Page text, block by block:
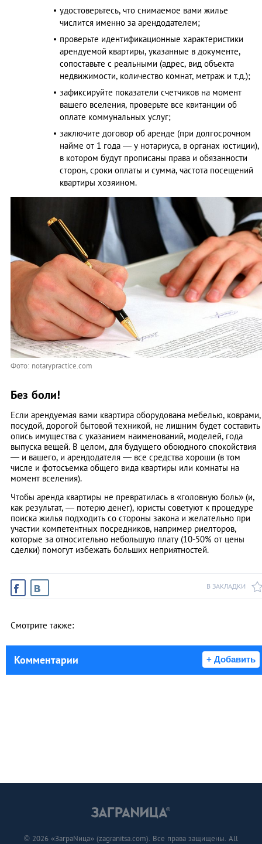
удостоверьтесь, что снимаемое вами жилье
числится именно за арендодателем;
проверьте идентификационные характеристики
арендуемой квартиры, указанные в документе,
сопоставьте с реальными (адрес, вид объекта
недвижимости, количество комнат, метраж и т.д.);
зафиксируйте показатели счетчиков на момент
вашего вселения, проверьте все квитанции об
оплате коммунальных услуг;
заключите договор об аренде (при долгосрочном
найме от 1 года — у нотариуса, в органах юстиции),
в котором будут прописаны права и обязанности
сторон, сроки оплаты и сумма, частота посещений
квартиры хозяином.
Фото: notarypractice.com
Без боли!
Если арендуемая вами квартира оборудована мебелью, коврами,
посудой, дорогой бытовой техникой, не лишним будет составить
опись имущества с указанием наименований, моделей, года
выпуска вещей. В целом, для будущего обоюдного спокойствия
— и вашего, и арендодателя — все средства хороши (в том
числе и фотосъемка общего вида квартиры или комнаты на
момент вселения).
Чтобы аренда квартиры не превратилась в «головную боль» (и,
как результат, — потерю денег), юристы советуют к процедуре
поиска жилья подходить со стороны закона и желательно при
участии компетентных посредников, например риелторов,
которые за относительно небольшую плату (10-50% от цены
сделки) помогут избежать больших неприятностей.
В ЗАКЛАДКИ
Смотрите также:
Комментарии + Добавить
© 2026 «ЗаграNица» (zagranitsa.com). Все права защищены. All